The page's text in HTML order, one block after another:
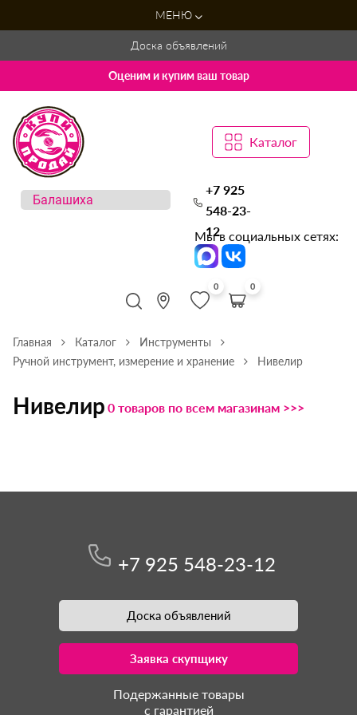
МЕНЮ
Доска объявлений
Оценим и купим ваш товар
Каталог
+7 925
548-23-
12
Мы в социальных сетях:
0 0
Главная Каталог
Инструменты
Ручной инструмент, измерение и хранение
Нивелир
Нивелир 0 товаров по всем магазинам >>>
+7 925 548-23-12
Доска объявлений
Заявка скупщику
Подержанные товары
с гарантией